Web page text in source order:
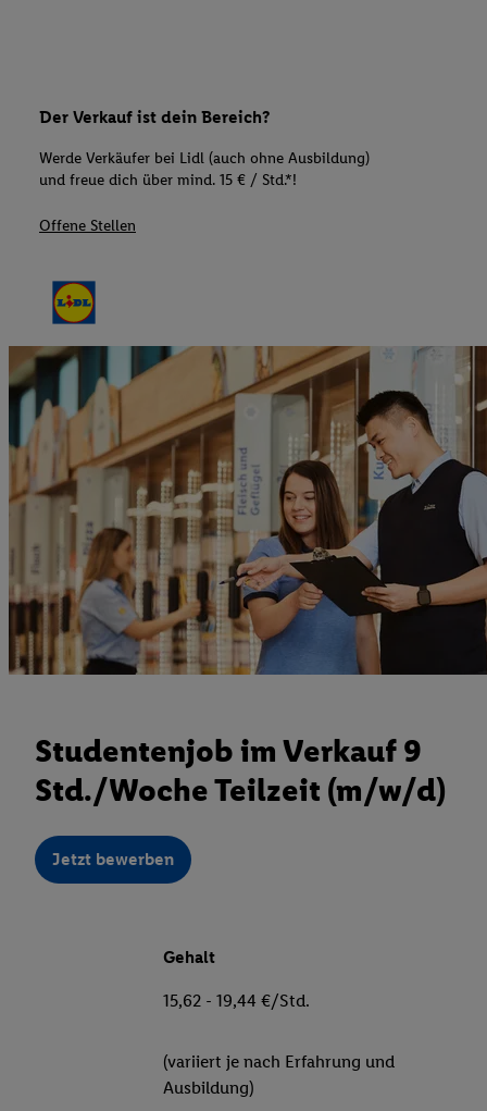
Der Verkauf ist dein Bereich?
Werde Verkäufer bei Lidl (auch ohne Ausbildung)
und freue dich über mind. 15 € / Std.*!
Offene Stellen
Studentenjob im Verkauf 9
Std./Woche Teilzeit (m/w/d)
Jetzt bewerben
Gehalt
15,62 - 19,44 €/Std.
(variiert je nach Erfahrung und
Ausbildung)